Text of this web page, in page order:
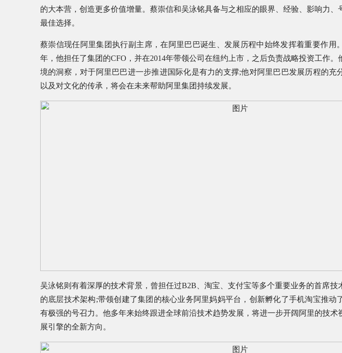
的大本营，创造更多价值增量。蔡崇信和吴泳铭具备与之相应的眼界、经验、影响力、
最佳选择。
蔡崇信现任阿里集团执行副主席，在阿里巴巴诞生、发展历程中始终发挥着重要作用
年，他担任了集团的CFO，并在2014年带领公司在纽约上市，之后负责战略投资工作
境的洞察，对于阿里巴巴进一步推进国际化是有力的支撑;他对阿里巴巴发展历程的充
以及对文化的传承，将会在未来帮助阿里集团持续发展。
吴泳铭则有着深厚的技术背景，曾担任过B2B、淘宝、支付宝等多个重要业务的首席技
的底层技术架构;带领创建了集团的核心业务阿里妈妈平台，创新孵化了手机淘宝推动
有极强的号召力。他多年来始终跟进全球前沿技术趋势发展，将进一步开阔阿里的技术
展引擎的全新方向。